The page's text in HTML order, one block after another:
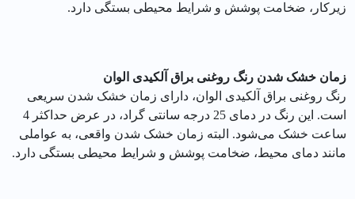
زیرکار، ضخامت پوشش و شرایط محیطی بستگی دارد.
زمان خشک شدن رنگ روغنی براق آلکیدی الوان
رنگ روغنی براق آلکیدی الوان، دارای زمان خشک شدن سریعی
است. این رنگ در دمای 25 درجه سانتی گراد، در عرض حداکثر 4
ساعت خشک می‌شود. البته زمان خشک شدن واقعی، به عواملی
مانند دمای محیط، ضخامت پوشش و شرایط محیطی بستگی دارد.